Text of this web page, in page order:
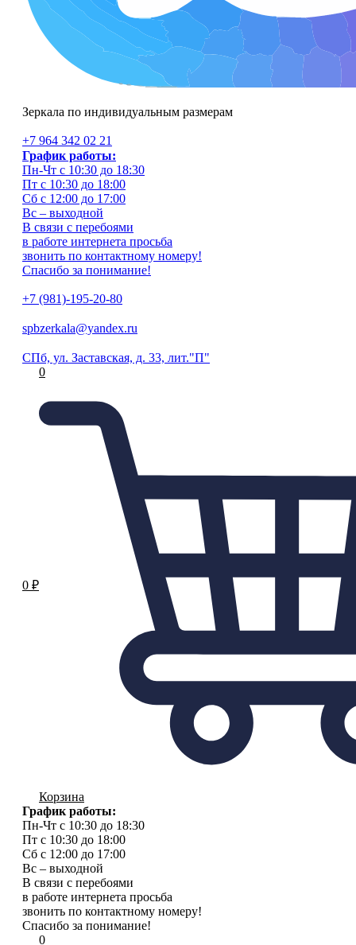
Зеркала по индивидуальным размерам
+7 964 342 02 21
График работы:
Пн-Чт с 10:30 до 18:30
Пт с 10:30 до 18:00
Сб с 12:00 до 17:00
Вс – выходной
В связи с перебоями
в работе интернета просьба
звонить по контактному номеру!
Спасибо за понимание!
+7 (981)-195-20-80
spbzerkala@yandex.ru
СПб, ул. Заставская, д. 33, лит."П"
0 ₽
0
Корзина
График работы:
Пн-Чт с 10:30 до 18:30
Пт с 10:30 до 18:00
Сб с 12:00 до 17:00
Вс – выходной
В связи с перебоями
в работе интернета просьба
звонить по контактному номеру!
Спасибо за понимание!
0